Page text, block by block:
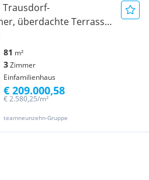
Trausdorf-
überdachte Terrasse,
EUR! - JETZT
81 m²
3Zimmer
Einfamilienhaus
teamneunzehn-Gruppe
€ 2.580,25/m²
€ 209.000,58